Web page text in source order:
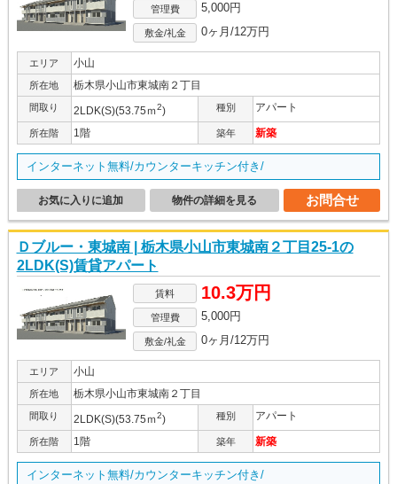
管理費 5,000円
敷金/礼金 0ヶ月/12万円
エリア 小山
所在地 栃木県小山市東城南２丁目
間取り 2LDK(S)(53.75ｍ2) 種別 アパート
所在階 1階 築年 新築
インターネット無料/カウンターキッチン付き/
お問合せ
物件の詳細を見る
お気に入りに追加
Ｄブルー・東城南 | 栃木県小山市東城南２丁目25-1の
2LDK(S)賃貸アパート
賃料 10.3万円
管理費 5,000円
敷金/礼金 0ヶ月/12万円
エリア 小山
所在地 栃木県小山市東城南２丁目
間取り 2LDK(S)(53.75ｍ2) 種別 アパート
所在階 1階 築年 新築
インターネット無料/カウンターキッチン付き/